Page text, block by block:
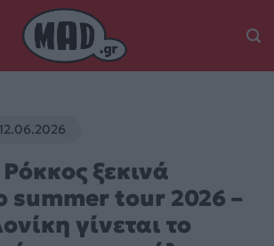
ξεκινά
summer tour 2026 –
γίνεται το